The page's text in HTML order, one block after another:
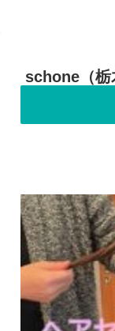
schone（栃